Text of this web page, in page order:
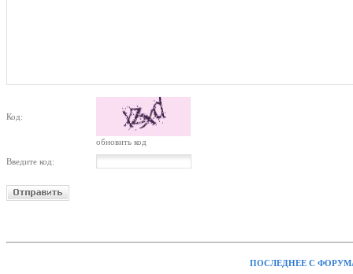
Код:
обновить код
Введите код:
ПОСЛЕДНЕЕ С